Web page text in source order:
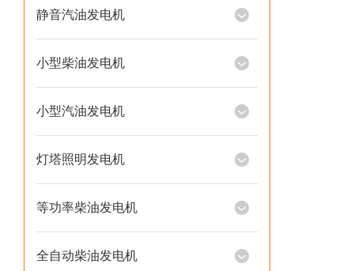
静音汽油发电机
小型柴油发电机
小型汽油发电机
灯塔照明发电机
等功率柴油发电机
全自动柴油发电机